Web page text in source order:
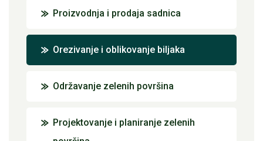
Proizvodnja i prodaja sadnica
Orezivanje i oblikovanje biljaka
Održavanje zelenih površina
Projektovanje i planiranje zelenih